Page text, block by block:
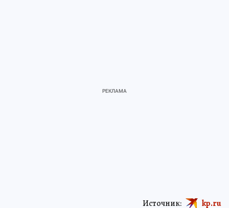
Источник: kp.ru